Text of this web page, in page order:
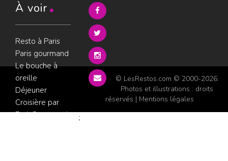
À voir
Resto à Paris
Paris gourmand
Le bouche à
oreille
Déjeuner
Croisière par
ParisGourmand
© LesRestos.com © 2000-2026.
Photos et illustrations : droits
réservés | Mentions légales
;